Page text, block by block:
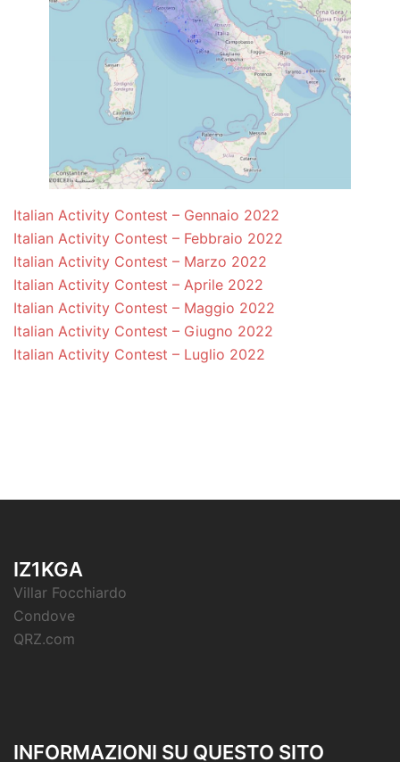
Italian Activity Contest – Gennaio 2022
Italian Activity Contest – Febbraio 2022
Italian Activity Contest – Marzo 2022
Italian Activity Contest – Aprile 2022
Italian Activity Contest – Maggio 2022
Italian Activity Contest – Giugno 2022
Italian Activity Contest – Luglio 2022
IZ1KGA
Villar Focchiardo
Condove
QRZ.com
INFORMAZIONI SU QUESTO SITO